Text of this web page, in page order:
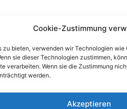
Cookie-Zustimmung
zu bieten, verwenden wir Technologien
sie dieser Technologien zustimmen,
verarbeiten. Wenn sie die Zustimmung
werden.
Akzeptieren